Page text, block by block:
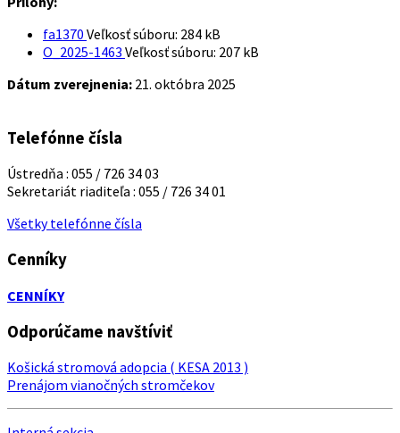
fa1370 Veľkosť súboru: 284 kB
O_2025-1463 Veľkosť súboru: 207 kB
Dátum zverejnenia: 21. októbra 2025
Telefónne čísla
Ústredňa : 055 / 726 34 03
Sekretariát riaditeľa : 055 / 726 34 01
Všetky telefónne čísla
Cenníky
CENNÍKY
Odporúčame navštíviť
Košická stromová adopcia ( KESA 2013 )
Prenájom vianočných stromčekov